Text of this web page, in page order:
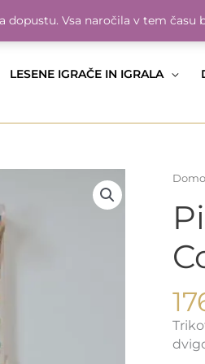
dopustu. Vsa naročila v tem
LESENE IGRAČE IN IGRALA